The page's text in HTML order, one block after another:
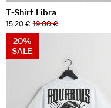
T-Shirt Libra
15.20 € 19.00 €
20%
SALE